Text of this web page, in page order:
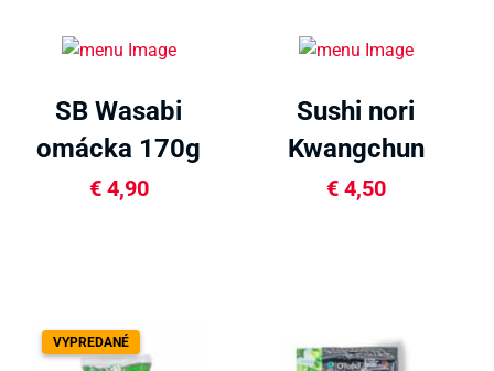
SB Wasabi
omácka 170g
€4,90
Sushi nori
Kwangchun
22g
€4,50
VYPREDANÉ